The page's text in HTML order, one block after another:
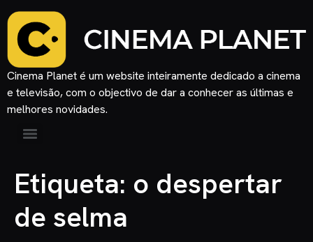
Cinema Planet é um website inteiramente dedicado a cinema
e televisão, com o objectivo de dar a conhecer as últimas e
melhores novidades.
Etiqueta: o despertar
de selma